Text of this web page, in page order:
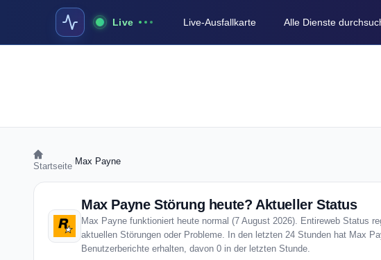
Live Live-Ausfallkarte Alle Dienste
Startseite Max Payne
Max Payne Störung heute? Aktueller Status
Max Payne funktioniert heute normal (7 August 2026). Entireweb Status
aktuellen Störungen oder Probleme. In den letzten 24 Stunden hat Max
Benutzerberichte erhalten, davon 0 in der letzten Stunde.